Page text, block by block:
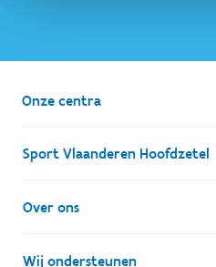
Onze centra
Sport Vlaanderen Hoofdzetel
Simon Bolivarlaan 17
1000 Brussel
Over ons
Wie zijn we, wat doen we
Wij ondersteunen